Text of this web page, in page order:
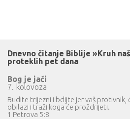
Dnevno čitanje Biblije »Kruh
proteklih pet dana
Bog je jači
7. kolovoza
Budite trijezni i bdijte jer vaš protivnik,
obilazi i traži koga će proždrijeti.
1 Petrova 5:8